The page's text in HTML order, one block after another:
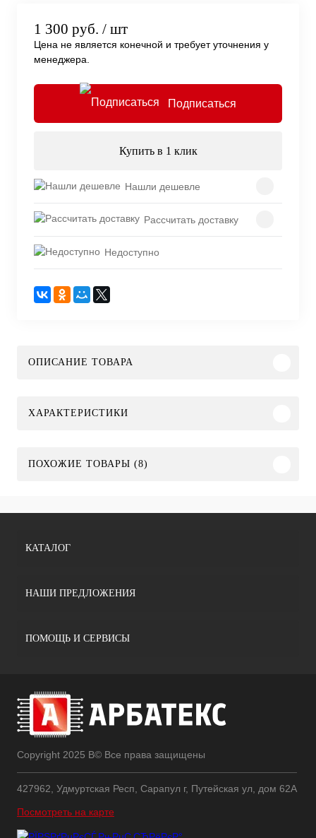
1 300 руб. / шт
Цена не является конечной и требует уточнения у
менеджера.
Подписаться
Купить в 1 клик
Нашли дешевле
Рассчитать доставку
Недоступно
ОПИСАНИЕ ТОВАРА
ХАРАКТЕРИСТИКИ
ПОХОЖИЕ ТОВАРЫ (8)
КАТАЛОГ
НАШИ ПРЕДЛОЖЕНИЯ
ПОМОЩЬ И СЕРВИСЫ
Copyright 2025 В© Все права защищены
427962, Удмуртская Респ, Сарапул г, Путейская ул, дом 62А
Посмотреть на карте